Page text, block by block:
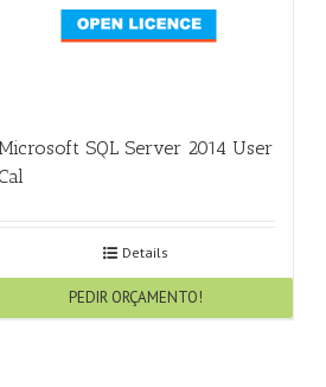
Microsoft SQL Server 2014 User
Cal
Details
PEDIR ORÇAMENTO!